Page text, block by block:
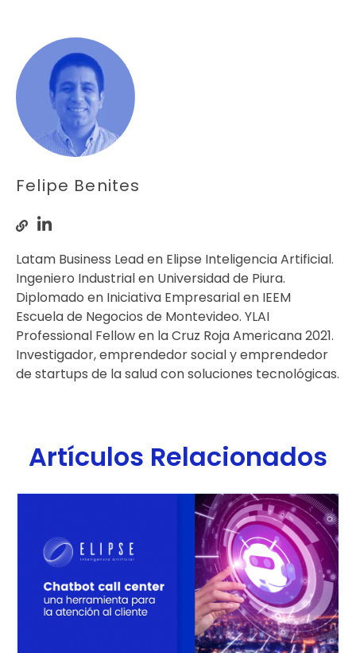
Felipe Benites
Latam Business Lead en Elipse Inteligencia Artificial.
Ingeniero Industrial en Universidad de Piura.
Diplomado en Iniciativa Empresarial en IEEM
Escuela de Negocios de Montevideo. YLAI
Professional Fellow en la Cruz Roja Americana 2021.
Investigador, emprendedor social y emprendedor
de startups de la salud con soluciones tecnológicas.
Artículos Relacionados